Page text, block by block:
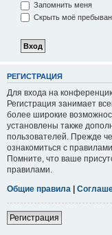
Запомнить меня
Скрыть моё
РЕГИСТРАЦИЯ
Для входа на
Регистрация занимает
более широкие
установлены также
пользователей. Прежде
ознакомиться с
Помните, что ваше
правилами.
Общие правила |
Регистрация